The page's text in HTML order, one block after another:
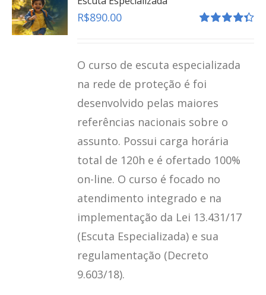
R$890.00
O curso de escuta especializada
na rede de proteção é foi
desenvolvido pelas maiores
referências nacionais sobre o
assunto. Possui carga horária
total de 120h e é ofertado 100%
on-line. O curso é focado no
atendimento integrado e na
implementação da Lei 13.431/17
(Escuta Especializada) e sua
regulamentação (Decreto
9.603/18).